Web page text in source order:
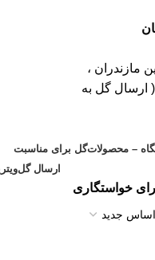
– محصولاتگل برای مناسبت
ارسال گل
خواستگاری